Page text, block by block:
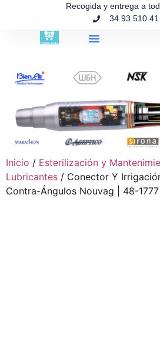
Recogida y entrega a
34 93 510 41
Inicio / Esterilización y
Lubricantes / Conector Y
Contra-Ángulos Nouvag | 48-1777